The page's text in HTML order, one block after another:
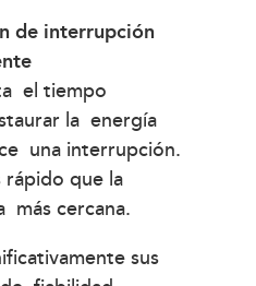
de interrupción
el tiempo
la energía
una interrupción.
rápido que la
cercana.
sus